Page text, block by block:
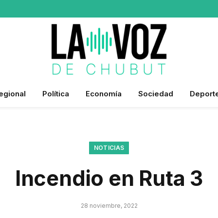
Política Economía Sociedad
NOTICIAS
Incendio en Ruta 3
28 noviembre, 2022